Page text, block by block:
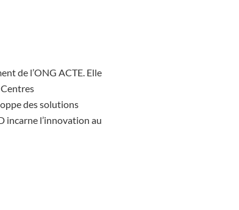
de l’ONG ACTE. Elle
des solutions
incarne l’innovation au